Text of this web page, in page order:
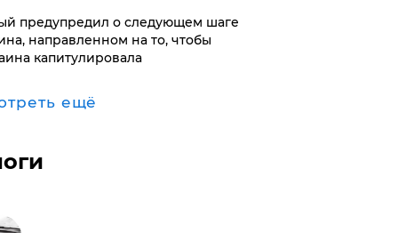
предупредил о следующем шаге
направленном на то, чтобы
капитулировала
ещё